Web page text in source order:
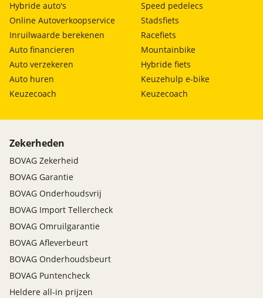
Hybride auto's
Online Autoverkoopservice
Inruilwaarde berekenen
Auto financieren
Auto verzekeren
Auto huren
Keuzecoach
Speed pedelecs
Stadsfiets
Racefiets
Mountainbike
Hybride fiets
Keuzehulp e-bike
Keuzecoach
Zekerheden
BOVAG Zekerheid
BOVAG Garantie
BOVAG Onderhoudsvrij
BOVAG Import Tellercheck
BOVAG Omruilgarantie
BOVAG Afleverbeurt
BOVAG Onderhoudsbeurt
BOVAG Puntencheck
Heldere all-in prijzen